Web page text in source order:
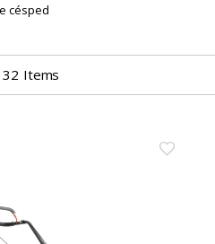
césped
32 Items